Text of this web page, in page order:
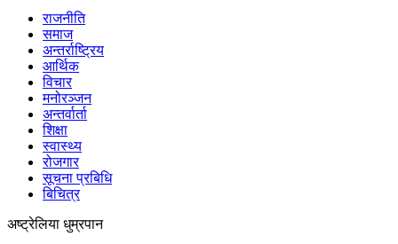
राजनीति
समाज
अन्तर्राष्ट्रिय
आर्थिक
विचार
मनोरञ्जन
अन्तर्वार्ता
शिक्षा
स्वास्थ्य
रोजगार
सूचना प्रबिधि
बिचित्र
अष्ट्रेलिया धुम्रपान